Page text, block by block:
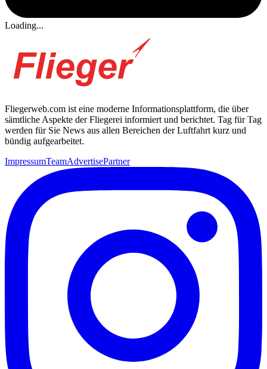
Loading...
Fliegerweb.com ist eine moderne Informationsplattform, die über
sämtliche Aspekte der Fliegerei informiert und berichtet. Tag für Tag
werden für Sie News aus allen Bereichen der Luftfahrt kurz und
bündig aufgearbeitet.
ImpressumTeamAdvertisePartner